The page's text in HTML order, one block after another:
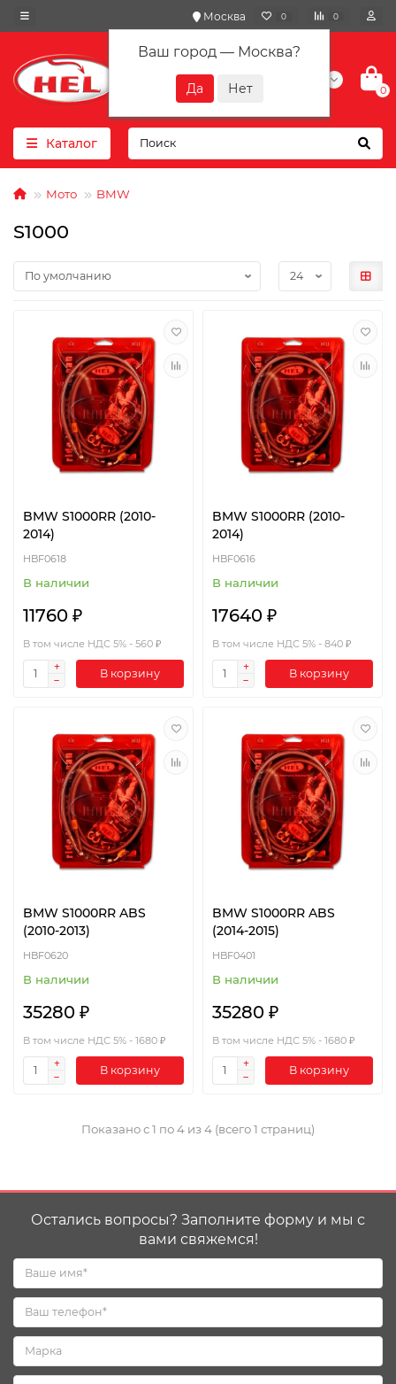
Москва
Ваш город — Москва?
0 0
+7(901) 417-10-01
0
Каталог
Мото BMW
S1000
BMW S1000RR (2010-
2014)
HBF0618
В наличии
11760 ₽
В том числе НДС 5% - 560 ₽
В корзину
BMW S1000RR (2010-
2014)
HBF0616
В наличии
17640 ₽
В том числе НДС 5% - 840 ₽
В корзину
BMW S1000RR ABS
(2010-2013)
HBF0620
В наличии
35280 ₽
В том числе НДС 5% - 1680 ₽
В корзину
BMW S1000RR ABS
(2014-2015)
HBF0401
В наличии
35280 ₽
В том числе НДС 5% - 1680 ₽
В корзину
Показано с 1 по 4 из 4 (всего 1 страниц)
Остались вопросы? Заполните форму и мы с
вами свяжемся!